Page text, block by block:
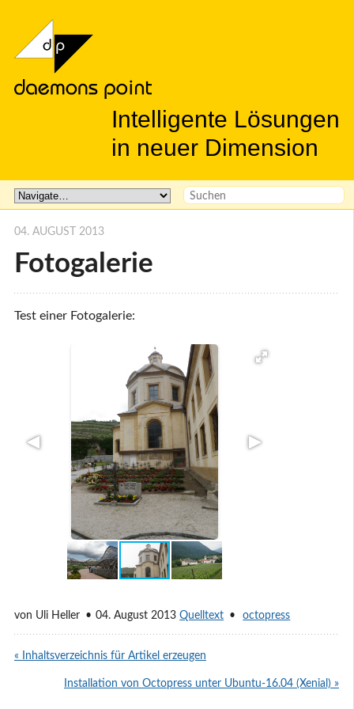
Intelligente Lösungen
in neuer Dimension
Fotogalerie
04. AUGUST 2013
Test einer Fotogalerie:
von Uli Heller 04. August 2013 Quelltext octopress
« Inhaltsverzeichnis für Artikel erzeugen
Installation von Octopress unter Ubuntu-16.04 (Xenial) »